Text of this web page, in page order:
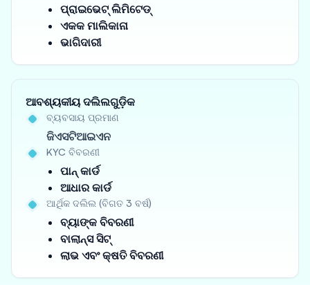
ପ୍ରାଇଭେଟ୍ ଲିମିଟେଡ୍
ଏକକ ମାଲିକାନା
ଭାଗିଦାରୀ
ଆବଶ୍ୟକୀୟ ଦଲିଲଗୁଡ଼ିକ
ବ୍ୟବସାୟ ପ୍ରମାଣ
ଜିଏସଟିଆଇଏନ
KYC ବିବରଣୀ
ପାନ୍ କାର୍ଡ
ଆଧାର କାର୍ଡ
ଆର୍ଥିକ ଦଲିଲ (ବିଗତ 3 ବର୍ଷ)
ବ୍ୟାଙ୍କ ବିବରଣୀ
ବାଲାନ୍ସ ସିଟ୍
ଲାଭ ଏବଂ କ୍ଷତି ବିବରଣୀ